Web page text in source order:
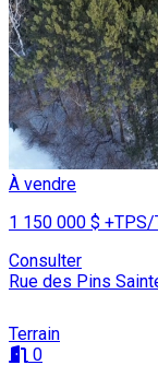
À vendre
1 150 000 $ +TPS/
Consulter
Rue des Pins
Terrain
0